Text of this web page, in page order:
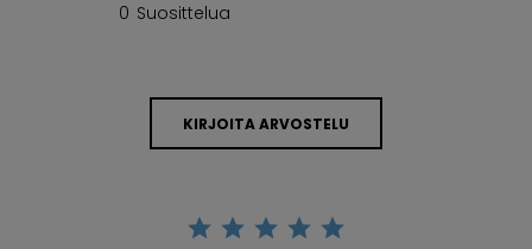
0 Suosittelua
KIRJOITA ARVOSTELU